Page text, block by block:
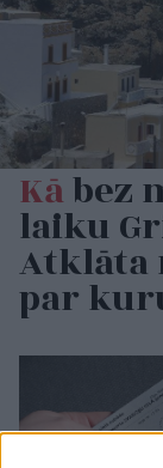
Kābez
laiku
Atklāta
par